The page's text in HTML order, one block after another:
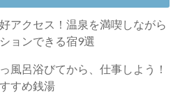
アクセス！温泉を満喫しながら
ョンできる宿9選
風呂浴びてから、仕事しよう！
すめ銭湯